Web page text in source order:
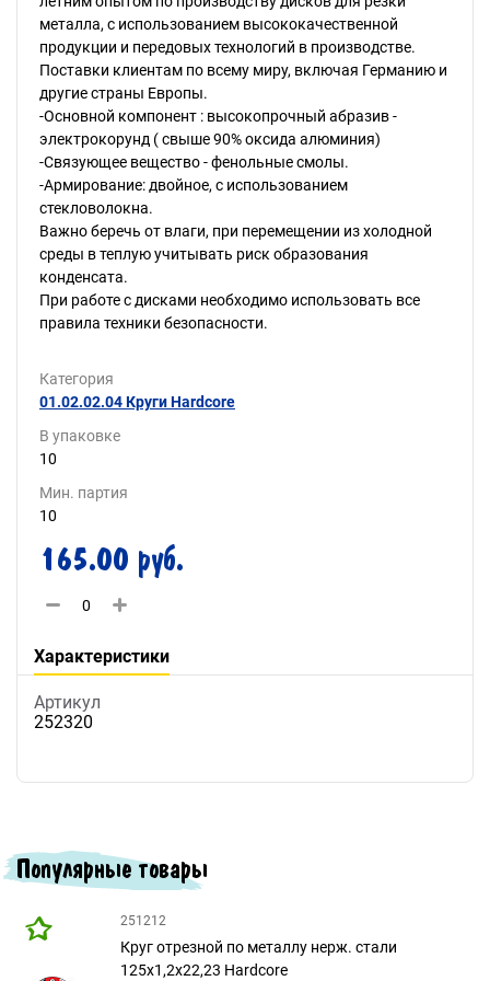
металла, с использованием высококачественной
продукции и передовых технологий в производстве.
Поставки клиентам по всему миру, включая Германию и
другие страны Европы.
-Основной компонент : высокопрочный абразив -
электрокорунд ( свыше 90% оксида алюминия)
-Связующее вещество - фенольные смолы.
-Армирование: двойное, с использованием
стекловолокна.
Важно беречь от влаги, при перемещении из холодной
среды в теплую учитывать риск образования
конденсата.
При работе с дисками необходимо использовать все
правила техники безопасности.
Категория
01.02.02.04 Круги Hardcore
В упаковке
10
Мин. партия
10
165.00 руб.
Характеристики
Артикул
252320
Популярные товары
251212
Круг отрезной по металлу нерж. стали
125х1,2х22,23 Hardcore